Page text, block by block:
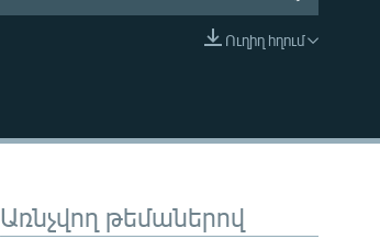
EMBED
Ուղիղ հղում
Առնչվող թեմաներով